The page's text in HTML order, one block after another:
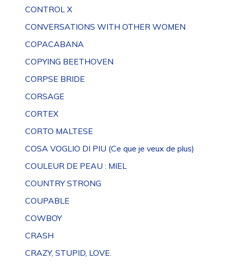
CONTROL X
CONVERSATIONS WITH OTHER WOMEN
COPACABANA
COPYING BEETHOVEN
CORPSE BRIDE
CORSAGE
CORTEX
CORTO MALTESE
COSA VOGLIO DI PIU (Ce que je veux de plus)
COULEUR DE PEAU : MIEL
COUNTRY STRONG
COUPABLE
COWBOY
CRASH
CRAZY, STUPID, LOVE.